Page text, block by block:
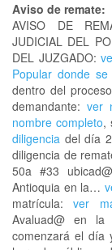
Aviso de remate:
AVISO DE
JUDICIAL DEL
DEL JUZGADO:
Popular donde
dentro del
demandante: ver
nombre completo,
diligencia del día
diligencia de
50a #33
Antioquia en la…
matrícula:ver
Avaluad@ en la
comenzará el día